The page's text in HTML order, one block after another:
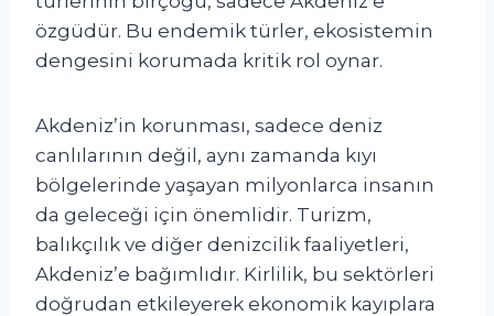
özgüdür. Bu endemik türler, ekosistemin
dengesini korumada kritik rol oynar.
Akdeniz’in korunması, sadece deniz
canlılarının değil, aynı zamanda kıyı
bölgelerinde yaşayan milyonlarca insanın
da geleceği için önemlidir. Turizm,
balıkçılık ve diğer denizcilik faaliyetleri,
Akdeniz’e bağımlıdır. Kirlilik, bu sektörleri
doğrudan etkileyerek ekonomik kayıplara